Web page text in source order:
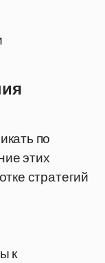
по
этих
стратегий
к